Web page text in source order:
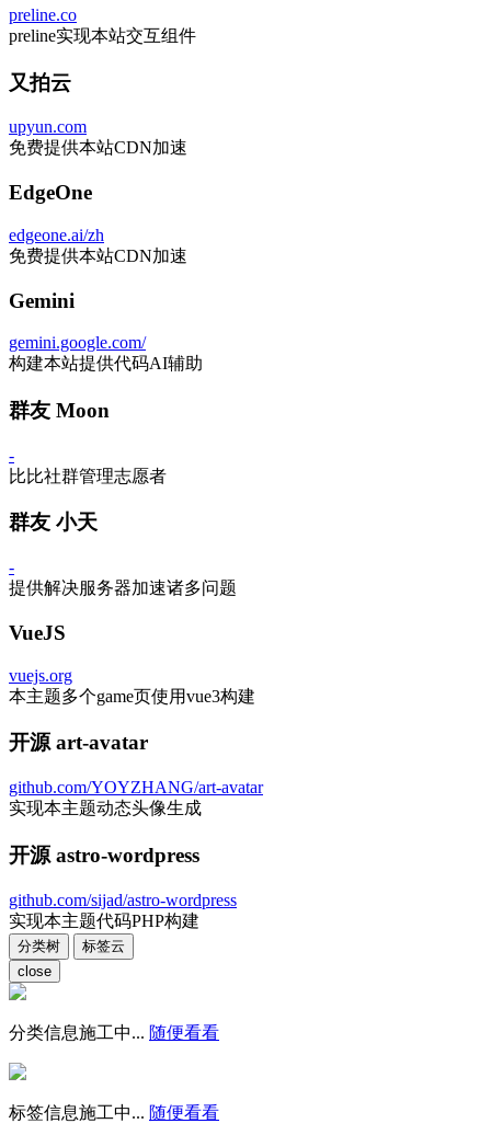
preline.co
preline实现本站交互组件
又拍云
upyun.com
免费提供本站CDN加速
EdgeOne
edgeone.ai/zh
免费提供本站CDN加速
Gemini
gemini.google.com/
构建本站提供代码AI辅助
群友 Moon
-
比比社群管理志愿者
群友 小天
-
提供解决服务器加速诸多问题
VueJS
vuejs.org
本主题多个game页使用vue3构建
开源 art-avatar
github.com/YOYZHANG/art-avatar
实现本主题动态头像生成
开源 astro-wordpress
github.com/sijad/astro-wordpress
实现本主题代码PHP构建
分类树
标签云
close
分类信息施工中... 随便看看
标签信息施工中... 随便看看